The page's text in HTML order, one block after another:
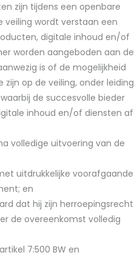
zijn tijdens een openbare
veiling wordt verstaan een
digitale inhoud en/of
worden aangeboden aan de
is of de mogelijkheid
zijn op de veiling, onder leiding
de succesvolle bieder
inhoud en/of diensten af
volledige uitvoering van de
uitdrukkelijke voorafgaande
en
dat hij zijn herroepingsrecht
de overeenkomst volledig
7:500 BW en